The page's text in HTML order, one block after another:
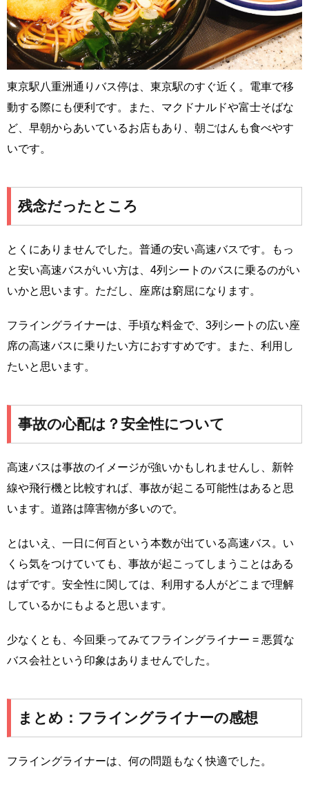
東京駅八重洲通りバス停は、東京駅のすぐ近く。電車で移
動する際にも便利です。また、マクドナルドや富士そばな
ど、早朝からあいているお店もあり、朝ごはんも食べやす
いです。
残念だったところ
とくにありませんでした。普通の安い高速バスです。もっ
と安い高速バスがいい方は、4列シートのバスに乗るのがい
いかと思います。ただし、座席は窮屈になります。
フライングライナーは、手頃な料金で、3列シートの広い座
席の高速バスに乗りたい方におすすめです。また、利用し
たいと思います。
事故の心配は？安全性について
高速バスは事故のイメージが強いかもしれませんし、新幹
線や飛行機と比較すれば、事故が起こる可能性はあると思
います。道路は障害物が多いので。
とはいえ、一日に何百という本数が出ている高速バス。い
くら気をつけていても、事故が起こってしまうことはある
はずです。安全性に関しては、利用する人がどこまで理解
しているかにもよると思います。
少なくとも、今回乗ってみてフライングライナー = 悪質な
バス会社という印象はありませんでした。
まとめ：フライングライナーの感想
フライングライナーは、何の問題もなく快適でした。